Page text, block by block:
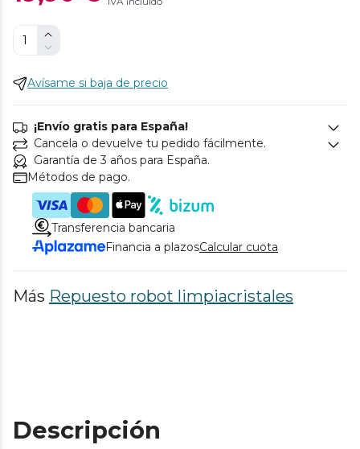
Avísame si baja de precio
¡Envío gratis para España!
Cancela o devuelve tu pedido fácilmente.
Garantía de 3 años para España.
Métodos de pago.
Transferencia bancaria
Financia a plazosCalcular cuota
Más Repuesto robot limpiacristales
Descripción